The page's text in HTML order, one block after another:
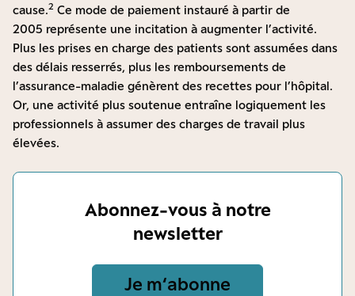
cause.2 Ce mode de paiement instauré à partir de
2005 représente une incitation à augmenter l’activité.
Plus les prises en charge des patients sont assumées dans
des délais resserrés, plus les remboursements de
l’assurance-maladie génèrent des recettes pour l’hôpital.
Or, une activité plus soutenue entraîne logiquement les
professionnels à assumer des charges de travail plus
élevées.
Abonnez-vous à notre
newsletter
Je m‘abonne